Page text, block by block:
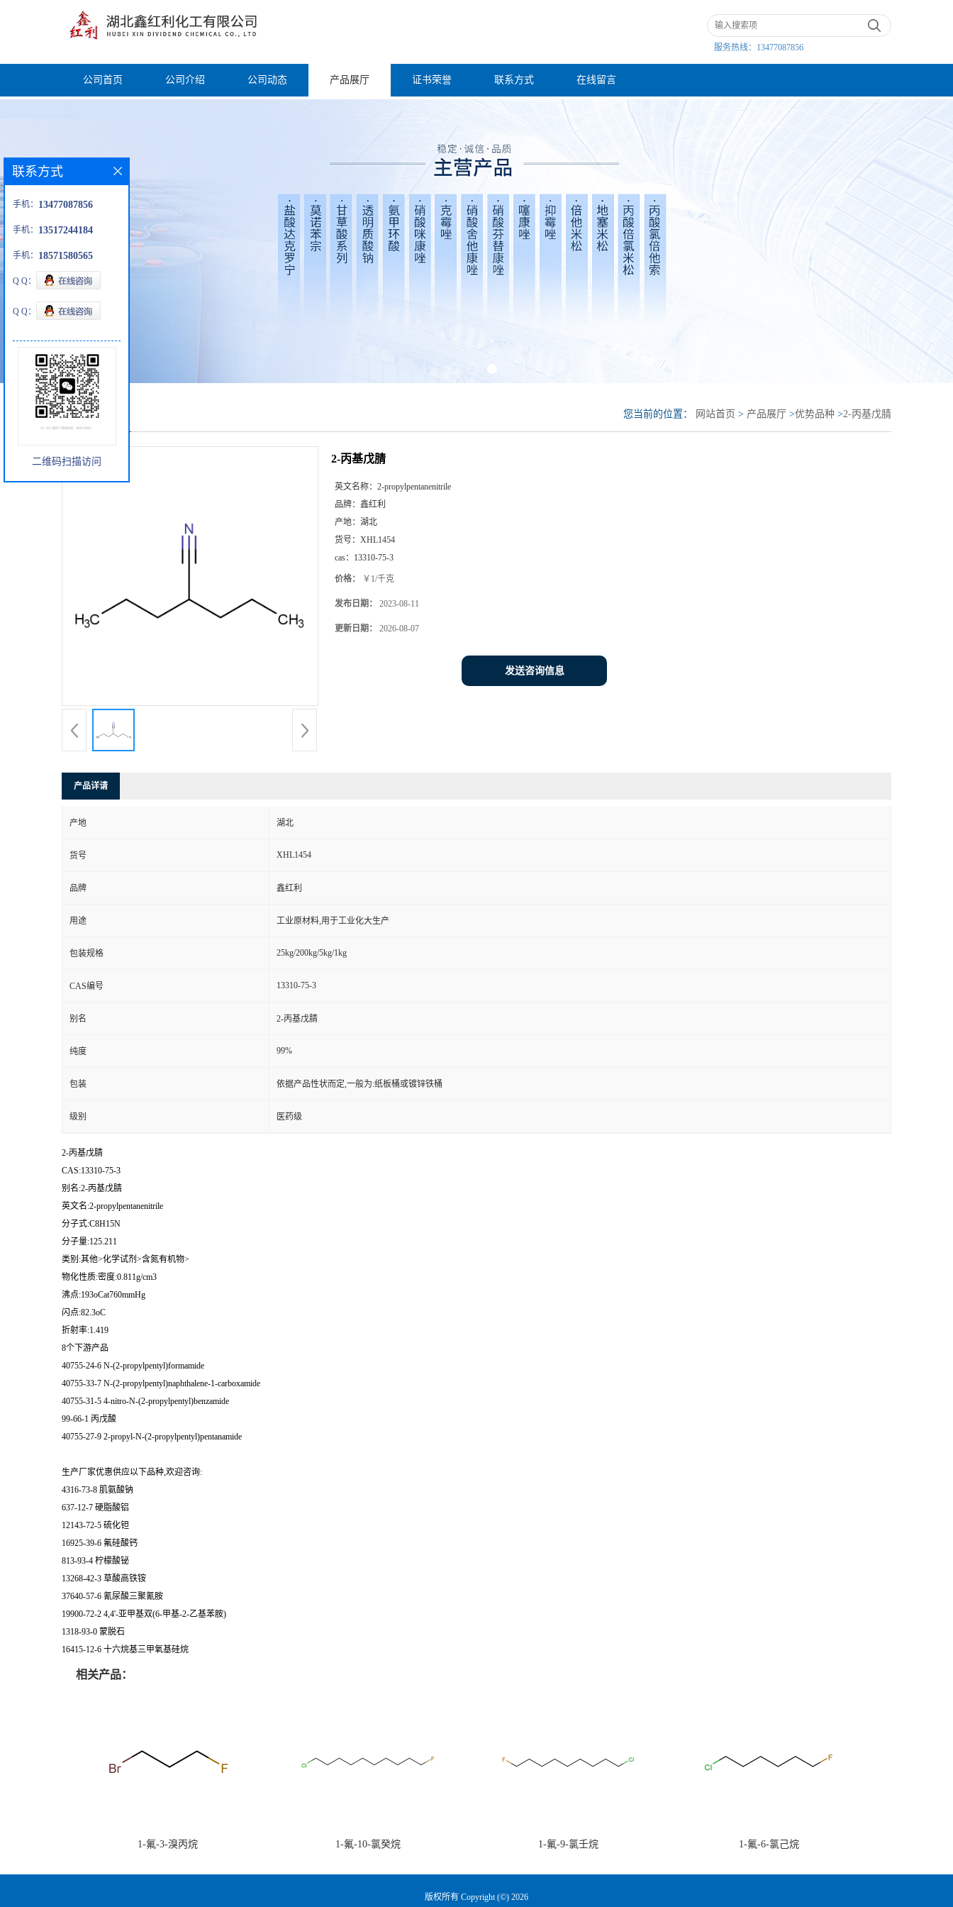
服务热线： 13477087856
公司首页 公司介绍 公司动态 产品展厅 证书荣誉 联系方式 在线留言
产品展厅 您当前的位置： 网站首页 > 产品展厅 >优势品种 >2-丙基戊腈
2-丙基戊腈
英文名称： 2-propylpentanenitrile
品牌： 鑫红利
产地： 湖北
货号： XHL1454
cas： 13310-75-3
价格： ￥1/千克
发布日期： 2023-08-11
更新日期： 2026-08-07
发送咨询信息
产品详请
产地 湖北
货号 XHL1454
品牌 鑫红利
用途 工业原材料,用于工业化大生产
包装规格 25kg/200kg/5kg/1kg
CAS编号 13310-75-3
别名 2-丙基戊腈
纯度 99%
包装 依据产品性状而定,一般为:纸板桶或镀锌铁桶
级别 医药级
2-丙基戊腈
CAS:13310-75-3
别名:2-丙基戊腈
英文名:2-propylpentanenitrile
分子式:C8H15N
分子量:125.211
类别:其他>化学试剂>含氮有机物>
物化性质:密度:0.811g/cm3
沸点:193oCat760mmHg
闪点:82.3oC
折射率:1.419
8个下游产品
40755-24-6 N-(2-propylpentyl)formamide
40755-33-7 N-(2-propylpentyl)naphthalene-1-carboxamide
40755-31-5 4-nitro-N-(2-propylpentyl)benzamide
99-66-1 丙戊酸
40755-27-9 2-propyl-N-(2-propylpentyl)pentanamide
生产厂家优惠供应以下品种,欢迎咨询:
4316-73-8 肌氨酸钠
637-12-7 硬脂酸铝
12143-72-5 硫化钽
16925-39-6 氟硅酸钙
813-93-4 柠檬酸铋
13268-42-3 草酸高铁铵
37640-57-6 氰尿酸三聚氰胺
19900-72-2 4,4'-亚甲基双(6-甲基-2-乙基苯胺)
1318-93-0 蒙脱石
16415-12-6 十六烷基三甲氧基硅烷
相关产品：
1-氟-3-溴丙烷 1-氟-10-氯癸烷 1-氟-9-氯壬烷 1-氟-6-氯己烷
联系方式
手机： 13477087856
手机： 13517244184
手机： 18571580565
Q Q：
Q Q：
二维码扫描访问
版权所有 Copyright (©) 2026